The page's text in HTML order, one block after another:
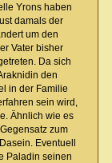
Yrons haben
damals der
um den
Vater bisher
Da sich
den
in der Familie
sein wird,
Ähnlich wie es
zum
Eventuell
Paladin seinen